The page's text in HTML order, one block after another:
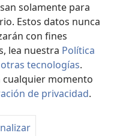
solamente para
Estos datos nunca
con fines
lea nuestra Política
tecnologías.
cualquier momento
de privacidad.
Society of Pennsylvania.
DE PRIVACIDAD
|